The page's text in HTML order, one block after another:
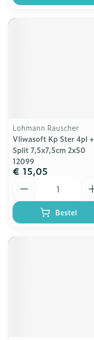
Lohmann Rauscher
Vliwasoft Kp Ster 4pl +
Split 7,5x7,5cm 2x50
12099
€ 15,05
Bestel